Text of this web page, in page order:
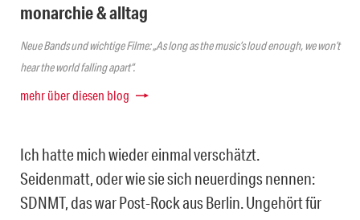
monarchie & alltag
Neue Bands und wichtige Filme: „As long as the music’s loud enough, we won’t
hear the world falling apart“.
mehr über diesen blog
Ich hatte mich wieder einmal verschätzt.
Seidenmatt, oder wie sie sich neuerdings nennen:
SDNMT, das war Post-Rock aus Berlin. Ungehört für